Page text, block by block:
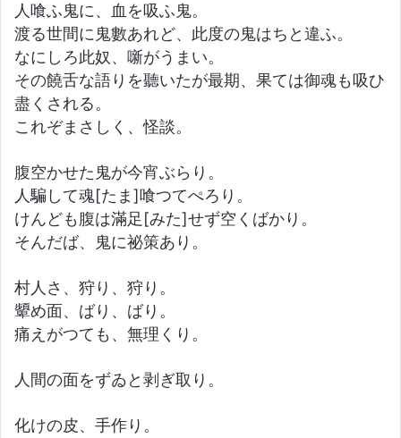
人喰ふ鬼に、血を吸ふ鬼。
渡る世間に鬼數あれど、此度の鬼はちと違ふ。
なにしろ此奴、噺がうまい。
その饒舌な語りを聽いたが最期、果ては御魂も吸ひ
盡くされる。
これぞまさしく、怪談。
腹空かせた鬼が今宵ぶらり。
人騙して魂[たま]喰つてぺろり。
けんども腹は滿足[みた]せず空くばかり。
そんだば、鬼に祕策あり。
村人さ、狩り、狩り。
顰め面、ばり、ばり。
痛えがつても、無理くり。
人間の面をずゐと剥ぎ取り。
化けの皮、手作り。